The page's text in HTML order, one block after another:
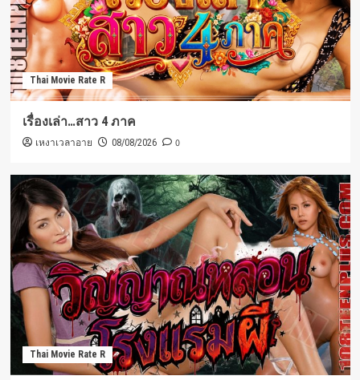
Thai Movie Rate R
เรื่องเล่า…สาว 4 ภาค
เหงาเวลาอาย 08/08/2026 0
Thai Movie Rate R